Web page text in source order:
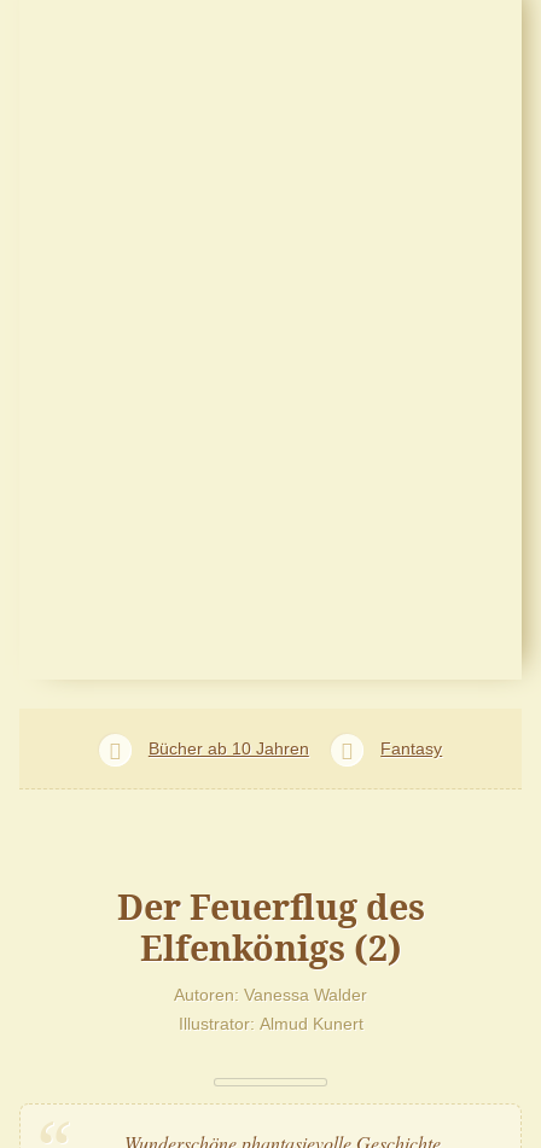
Bücher ab 10 Jahren Fantasy
Der Feuerflug des
Elfenkönigs (2)
Autoren Vanessa Walder
Illustrator Almud Kunert